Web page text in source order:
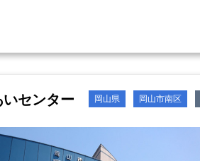
センター 岡山県 岡山市南区